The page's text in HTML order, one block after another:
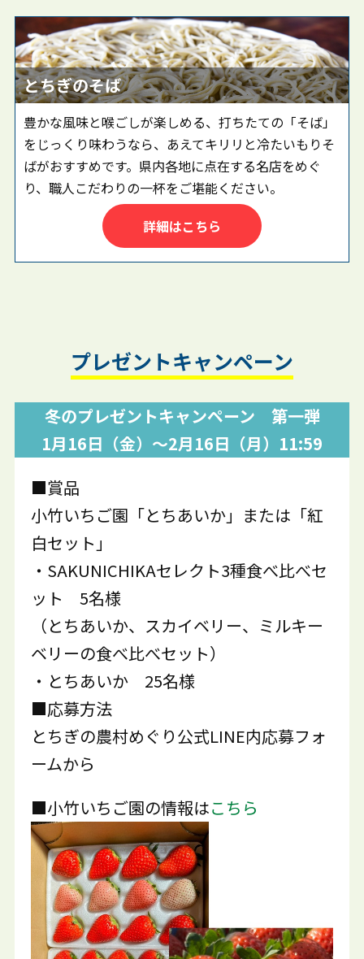
とちぎのそば
豊かな風味と喉ごしが楽しめる、打ちたての「そば」
をじっくり味わうなら、あえてキリリと冷たいもりそ
ばがおすすめです。県内各地に点在する名店をめぐ
り、職人こだわりの一杯をご堪能ください。
詳細はこちら
プレゼントキャンペーン
冬のプレゼントキャンペーン 第一弾
1月16日（金）～2月16日（月）11:59
■賞品
小竹いちご園「とちあいか」または「紅
白セット」
・SAKUNICHIKAセレクト3種食べ比べセ
ット 5名様
（とちあいか、スカイベリー、ミルキー
ベリーの食べ比べセット）
・とちあいか 25名様
■応募方法
とちぎの農村めぐり公式LINE内応募フォ
ームから
■小竹いちご園の情報はこちら